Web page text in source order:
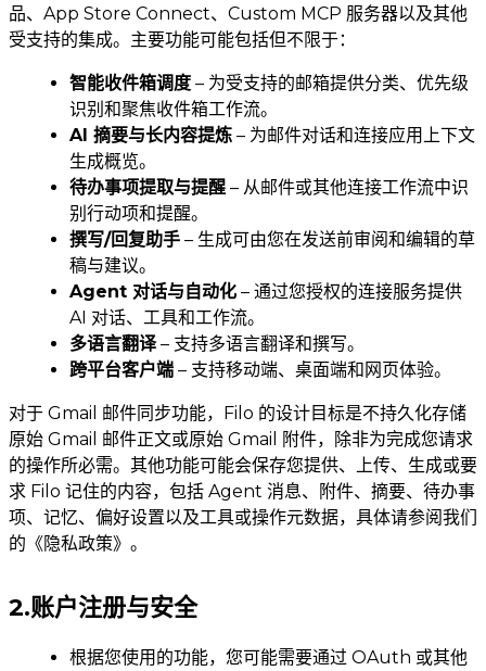
品、App Store Connect、Custom MCP 服务器以及其他
受支持的集成。主要功能可能包括但不限于：
智能收件箱调度 – 为受支持的邮箱提供分类、优先级
识别和聚焦收件箱工作流。
AI 摘要与长内容提炼 – 为邮件对话和连接应用上下文
生成概览。
待办事项提取与提醒 – 从邮件或其他连接工作流中识
别行动项和提醒。
撰写/回复助手 – 生成可由您在发送前审阅和编辑的草
稿与建议。
Agent 对话与自动化 – 通过您授权的连接服务提供
AI 对话、工具和工作流。
多语言翻译– 支持多语言翻译和撰写。
跨平台客户端 – 支持移动端、桌面端和网页体验。
对于 Gmail 邮件同步功能，Filo 的设计目标是不持久化存储
原始 Gmail 邮件正文或原始 Gmail 附件，除非为完成您请求
的操作所必需。其他功能可能会保存您提供、上传、生成或要
求 Filo 记住的内容，包括 Agent 消息、附件、摘要、待办事
项、记忆、偏好设置以及工具或操作元数据，具体请参阅我们
的《隐私政策》。
2.账户注册与安全
根据您使用的功能，您可能需要通过 OAuth 或其他